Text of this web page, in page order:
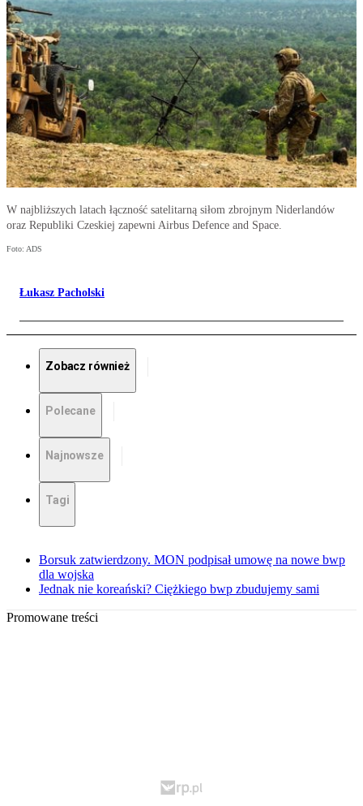
W najbliższych latach łączność satelitarną siłom zbrojnym Niderlandów
oraz Republiki Czeskiej zapewni Airbus Defence and Space.
Foto: ADS
Łukasz Pacholski
Zobacz również
Polecane
Najnowsze
Tagi
Borsuk zatwierdzony. MON podpisał umowę na nowe bwp
dla wojska
Jednak nie koreański? Ciężkiego bwp zbudujemy sami
Promowane treści